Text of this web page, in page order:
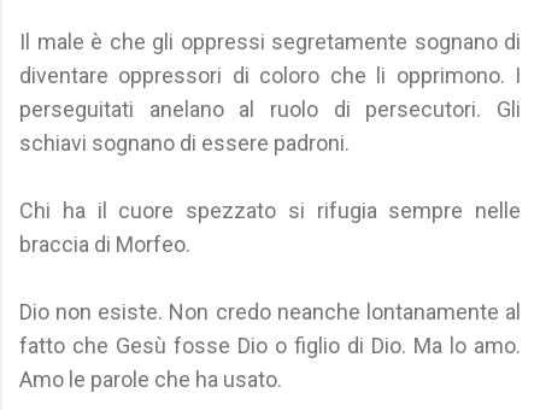
Il male è che gli oppressi segretamente sognano di
diventare oppressori di coloro che li opprimono. I
perseguitati anelano al ruolo di persecutori. Gli
schiavi sognano di essere padroni.
Chi ha il cuore spezzato si rifugia sempre nelle
braccia di Morfeo.
Dio non esiste. Non credo neanche lontanamente al
fatto che Gesù fosse Dio o figlio di Dio. Ma lo amo.
Amo le parole che ha usato.